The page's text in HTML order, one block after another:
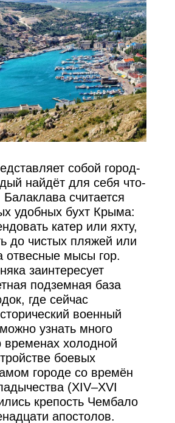
собой город-
найдёт для себя что-
считается
удобных бухт Крыма:
катер или яхту,
до чистых пляжей или
отвесные мысы гор.
заинтересует
подземная база
где сейчас
военный
узнать много
временах холодной
боевых
городе со времён
(XIV–XVI
крепость Чембало
апостолов.